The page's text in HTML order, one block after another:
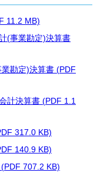
11.2 MB)
(事業勘定)決算書
勘定)決算書 (PDF
計決算書 (PDF 1.1
317.0 KB)
140.9 KB)
707.2 KB)